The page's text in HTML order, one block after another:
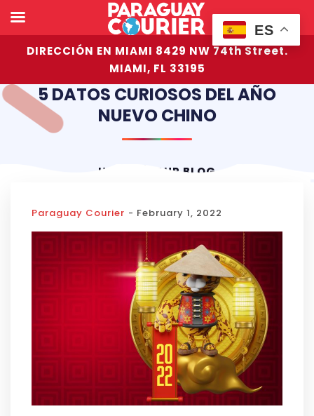
DIRECCIÓN EN MIAMI 8429 NW 74th Street.
MIAMI, FL 33195
5 DATOS CURIOSOS DEL AÑO
NUEVO CHINO
HOME OUR BLOG
Paraguay Courier - February 1, 2022
ES